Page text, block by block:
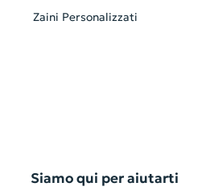
Zaini Personalizzati
Siamo qui per aiutarti